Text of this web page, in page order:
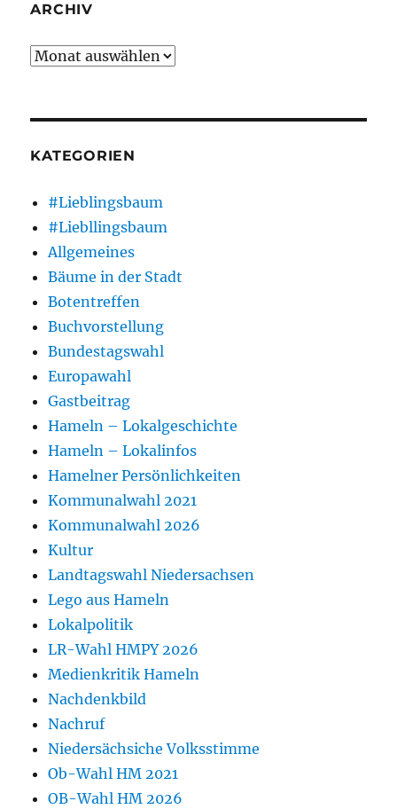
ARCHIV
Archiv
KATEGORIEN
#Lieblingsbaum
#Liebllingsbaum
Allgemeines
Bäume in der Stadt
Botentreffen
Buchvorstellung
Bundestagswahl
Europawahl
Gastbeitrag
Hameln – Lokalgeschichte
Hameln – Lokalinfos
Hamelner Persönlichkeiten
Kommunalwahl 2021
Kommunalwahl 2026
Kultur
Landtagswahl Niedersachsen
Lego aus Hameln
Lokalpolitik
LR-Wahl HMPY 2026
Medienkritik Hameln
Nachdenkbild
Nachruf
Niedersächsiche Volksstimme
Ob-Wahl HM 2021
OB-Wahl HM 2026